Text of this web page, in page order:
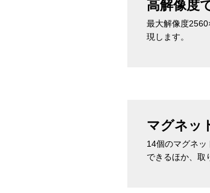
高解像度
最大解像度
現します。
マグネッ
14個のマグネッ
できるほか、取